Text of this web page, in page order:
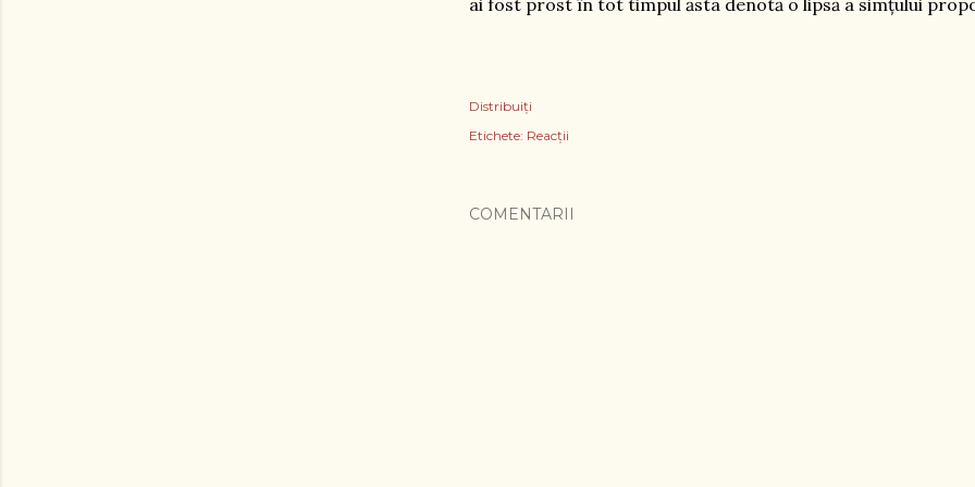
ai fost prost în tot timpul ăsta denotă o lipsă a simțului
Distribuiți
Etichete: Reacții
COMENTARII